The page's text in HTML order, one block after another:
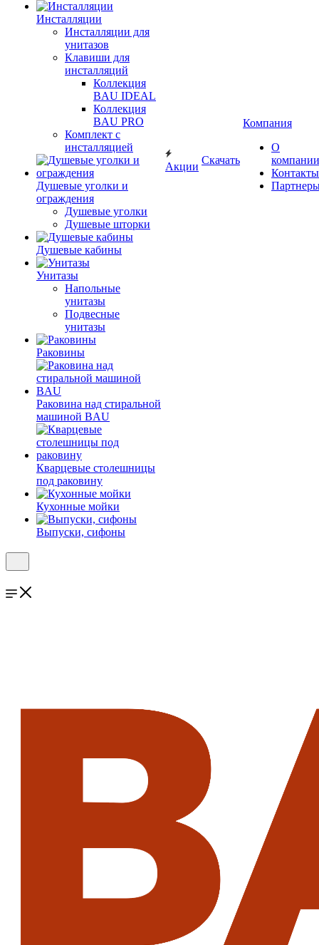
Инсталляции
Инсталляции для
унитазов
Клавиши для
инсталляций
Коллекция
BAU IDEAL
Коллекция
BAU PRO
Комплект с
инсталляцией
Душевые уголки и
ограждения
Душевые уголки
Душевые шторки
Душевые кабины
Унитазы
Напольные
унитазы
Подвесные
унитазы
Раковины
Раковина над стиральной
машиной BAU
Кварцевые столешницы
под раковину
Кухонные мойки
Выпуски, сифоны
Акции
Скачать
Компания
О
компании
Контакты